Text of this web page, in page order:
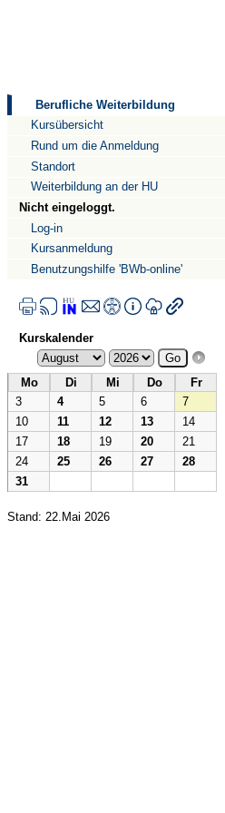
Berufliche Weiterbildung
Kursübersicht
Rund um die Anmeldung
Standort
Weiterbildung an der HU
Nicht eingeloggt.
Log-in
Kursanmeldung
Benutzungshilfe 'BWb-online'
Kurskalender
Mo Di Mi Do
Fr
3
4 5 6
7
10
11 12 13
14
17
18 19 20
21
24
25 26 27
28
31
Stand: 22.Mai 2026